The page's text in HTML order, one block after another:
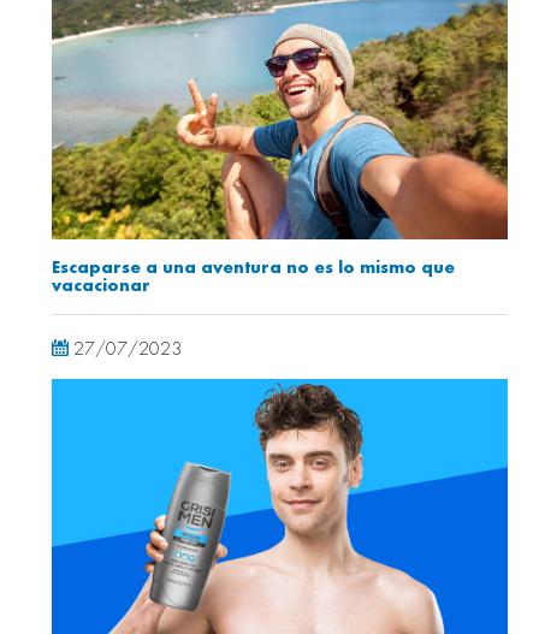
Escaparse a una aventura no es lo mismo que
vacacionar
27/07/2023